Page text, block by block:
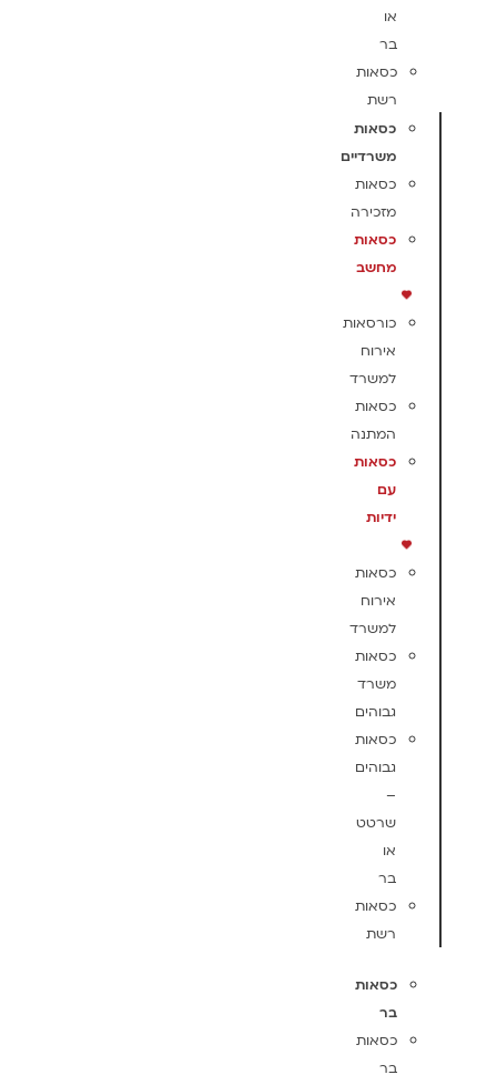
או
בר
כסאות
רשת
כסאות
משרדיים
כסאות
מזכירה
כסאות
מחשב
כורסאות
אירוח
למשרד
כסאות
המתנה
כסאות
עם
ידיות
כסאות
אירוח
למשרד
כסאות
משרד
גבוהים
כסאות
גבוהים
–
שרטט
או
בר
כסאות
רשת
כסאות
בר
כסאות
בר